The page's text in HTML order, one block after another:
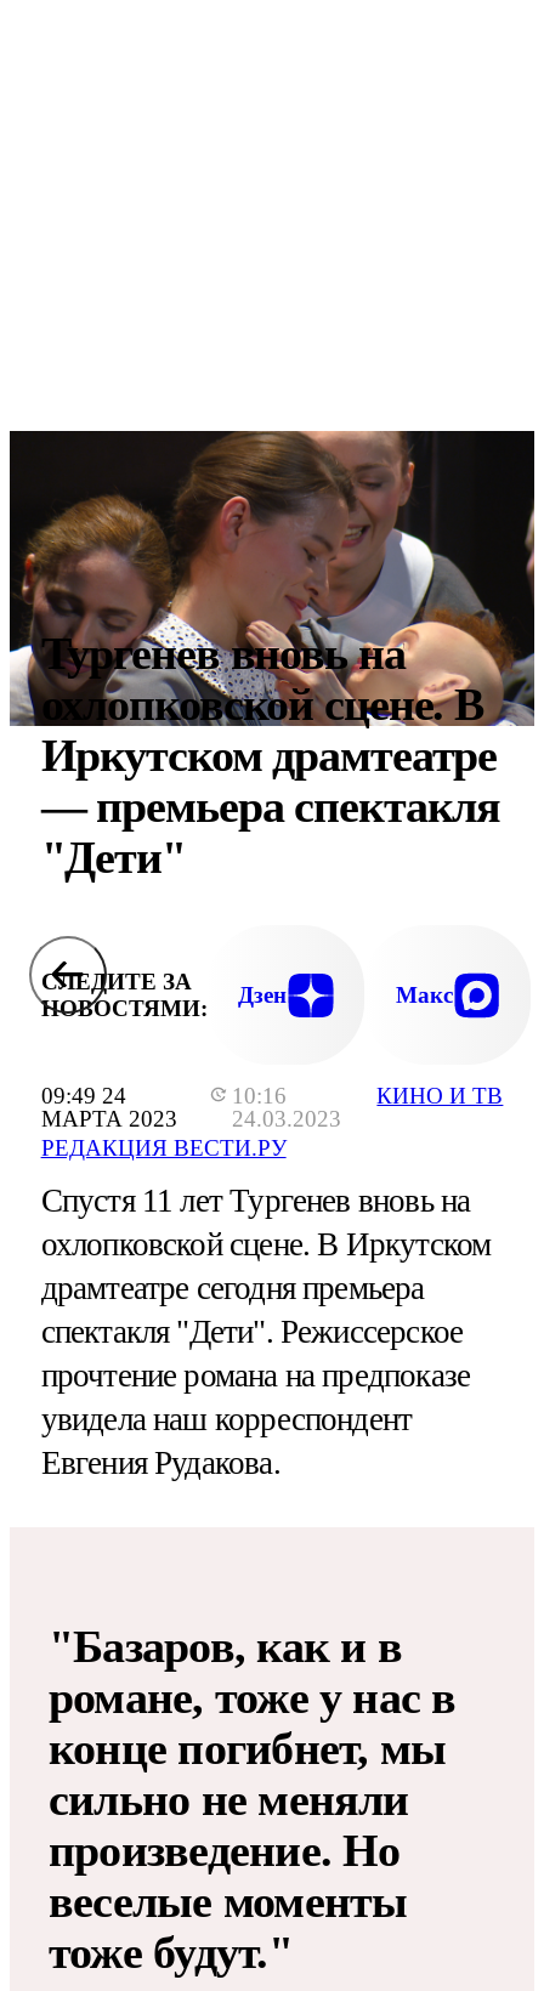
09:49 24
МАРТА 2023
10:16
24.03.2023
РЕДАКЦИЯ ВЕСТИ.РУ
КИНО И ТВ
Тургенев вновь на
охлопковской сцене. В
Иркутском драмтеатре
— премьера спектакля
"Дети"
СЛЕДИТЕ ЗА
НОВОСТЯМИ:
Дзен Макс
Спустя 11 лет Тургенев вновь на
охлопковской сцене. В Иркутском
драмтеатре сегодня премьера
спектакля "Дети". Режиссерское
прочтение романа на предпоказе
увидела наш корреспондент
Евгения Рудакова.
"Базаров, как и в
романе, тоже у нас в
конце погибнет, мы
сильно не меняли
произведение. Но
веселые моменты
тоже будут."